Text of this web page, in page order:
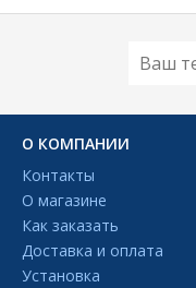
О КОМПАНИИ
Контакты
О магазине
Как заказать
Доставка и оплата
Установка